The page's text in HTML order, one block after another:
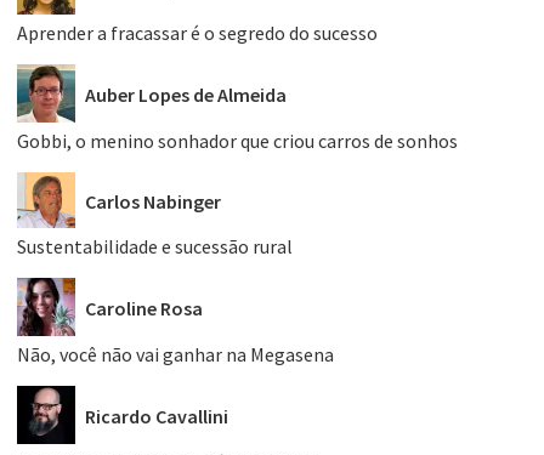
Aprender a fracassar é o segredo do sucesso
Auber Lopes de Almeida
Gobbi, o menino sonhador que criou carros de sonhos
Carlos Nabinger
Sustentabilidade e sucessão rural
Caroline Rosa
Não, você não vai ganhar na Megasena
Ricardo Cavallini